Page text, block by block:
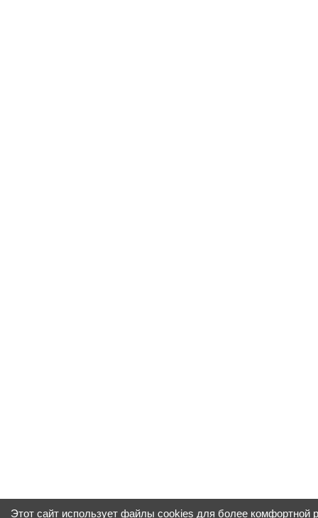
Этот сайт использует файлы cookies для более комфортной